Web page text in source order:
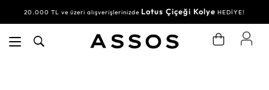
20.000 TL ve üzeri alışverişlerinizde Lotus Çiçeği Kolye HEDİYE!